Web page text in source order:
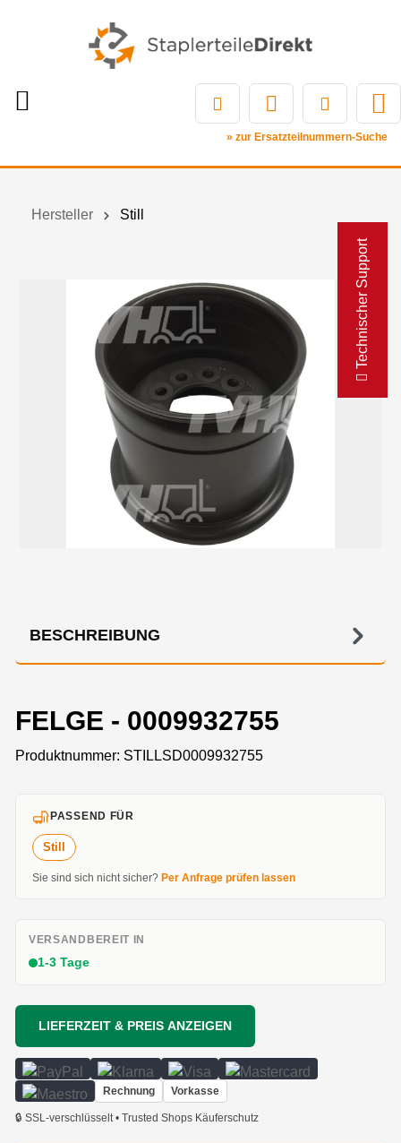
Technischer Support
» zur Ersatzteilnummern-Suche
Hersteller Still
BESCHREIBUNG
FELGE - 0009932755
Produktnummer: STILLSD0009932755
PASSEND FÜR
Still
Sie sind sich nicht sicher? Per Anfrage prüfen lassen
VERSANDBEREIT IN
1-3 Tage
LIEFERZEIT & PREIS ANZEIGEN
Rechnung Vorkasse
🔒 SSL-verschlüsselt • Trusted Shops Käuferschutz